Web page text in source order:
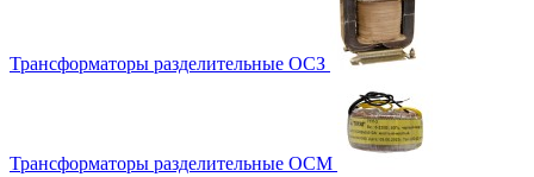
Трансформаторы разделительные ОСЗ
Трансформаторы разделительные ОСМ